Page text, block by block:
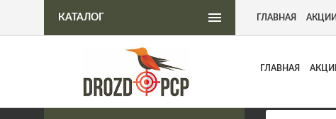
Интернет-магазин пневматического оружия
ГЛАВНАЯ
КАТАЛОГ ГЛАВНАЯ АКЦИИ